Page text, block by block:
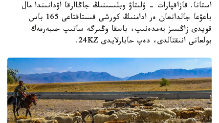
استانا. قازاقپارات - ۇلىتاۋ وبلىسىنىڭ جاڭاارقا اۋدانىندا مال
باعۋعا جالدانعان ەر ادامنىڭ كورشى قىستاقتاعى 165 باس
قويدى زاڭسىز يەمدەنىپ، باسقا وڭىرگە ساتىپ جىبەرمەك
بولعانى انىقتالدى، دەپ حابارلايدى 24KZ.